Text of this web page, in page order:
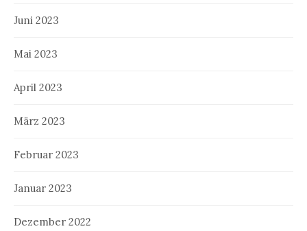
Juni 2023
Mai 2023
April 2023
März 2023
Februar 2023
Januar 2023
Dezember 2022